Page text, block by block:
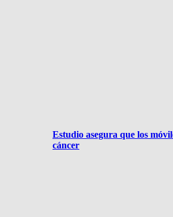
Estudio asegura que los
cáncer